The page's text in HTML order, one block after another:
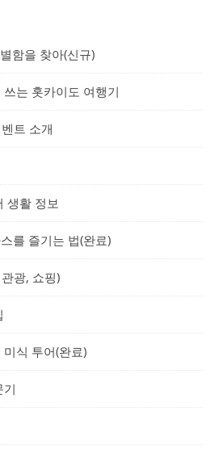
함을 찾아(신규)
는 홋카이도 여행기
트 소개
생활 정보
를 즐기는 법(완료)
광, 쇼핑)
식 투어(완료)